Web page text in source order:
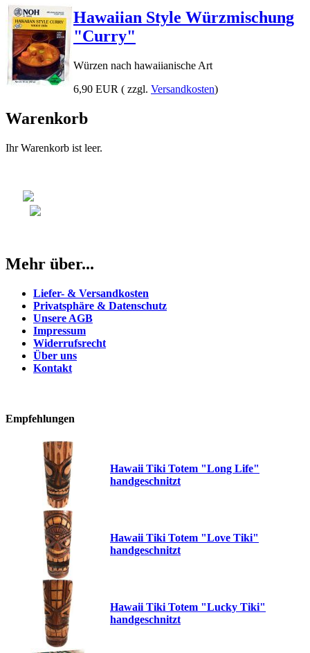
Hawaiian Style Würzmischung
"Curry"
Würzen nach hawaiianische Art
6,90 EUR ( zzgl. Versandkosten)
Warenkorb
Ihr Warenkorb ist leer.
Mehr über...
Liefer- & Versandkosten
Privatsphäre & Datenschutz
Unsere AGB
Impressum
Widerrufsrecht
Über uns
Kontakt
Empfehlungen
Hawaii Tiki Totem "Long Life"
handgeschnitzt
Hawaii Tiki Totem "Love Tiki"
handgeschnitzt
Hawaii Tiki Totem "Lucky Tiki"
handgeschnitzt